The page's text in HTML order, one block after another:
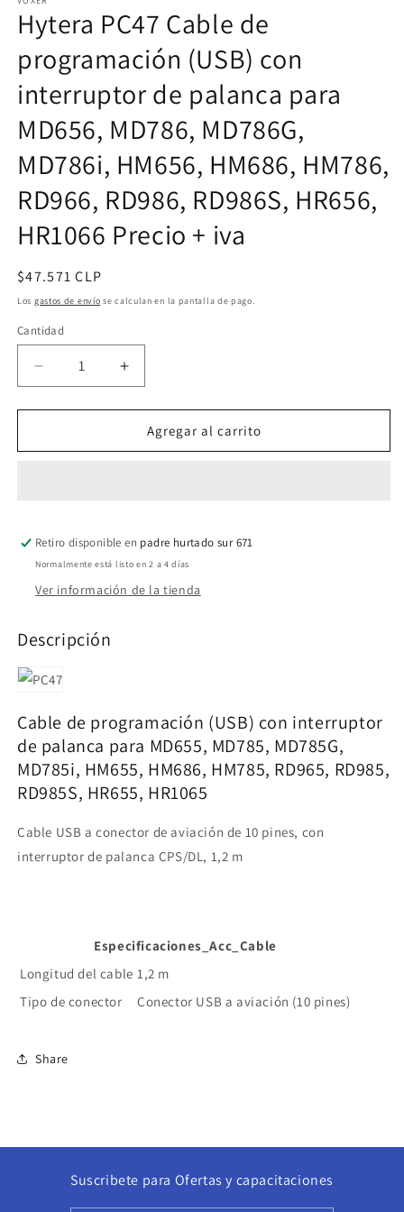
1
en
ventana
modal
Hytera PC47 Cable de
programación (USB) con
interruptor de palanca para
MD656, MD786, MD786G,
MD786i, HM656, HM686, HM786,
RD966, RD986, RD986S, HR656,
HR1066 Precio + iva
Precio
habitual
$47.571 CLP
Los gastos de envío se calculan en la pantalla de pago.
Cantidad
Cantidad
Reducir
cantidad
para
PC47
con
interruptor
de
palanca
MD656,
MD786G,
HM656,
HM686,
HM786,
RD966,
RD986,
HR656,
HR1066
Precio
Aumentar
cantidad
para
Hytera
PC47
con
interruptor
de
palanca
HM686,
HM786,
RD966,
RD986,
HR656,
HR1066
Precio
Agregar al carrito
Retiro disponible en padre hurtado sur 671
Normalmente está listo en 2 a 4 días
Ver información de la tienda
Descripción
Cable de programación (USB) con interruptor
de palanca para MD655, MD785, MD785G,
MD785i, HM655, HM686, HM785, RD965, RD985,
RD985S, HR655, HR1065
Cable USB a conector de aviación de 10 pines, con
interruptor de palanca CPS/DL, 1,2 m
Especificaciones_Acc_Cable
Longitud del cable 1,2 m
Tipo de conector
Conector USB a aviación (10 pines)
Share
Suscribete para Ofertas y capacitaciones